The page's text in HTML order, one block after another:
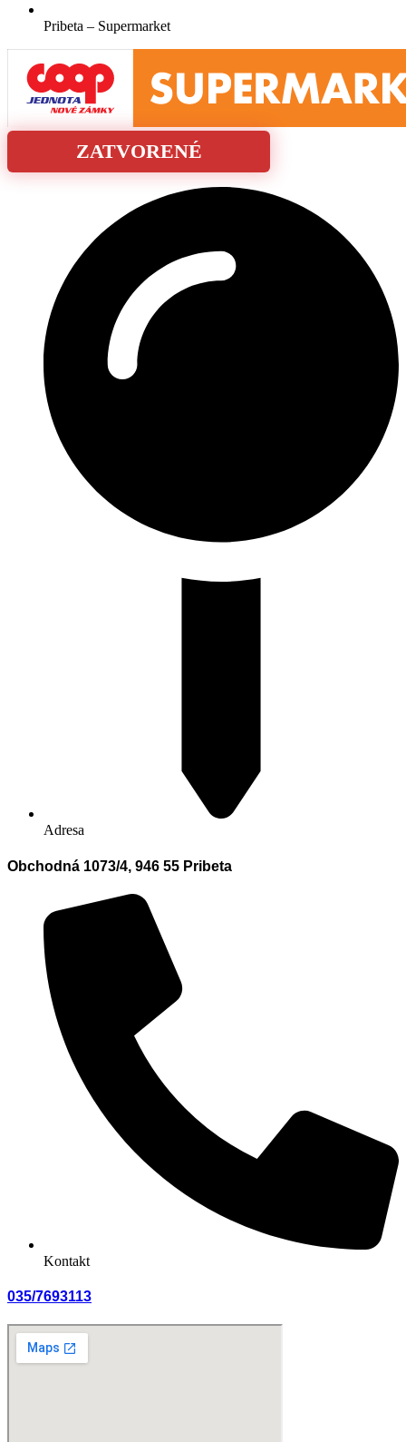
Pribeta – Supermarket
ZATVORENÉ
Adresa
Obchodná 1073/4, 946 55 Pribeta
Kontakt
035/7693113